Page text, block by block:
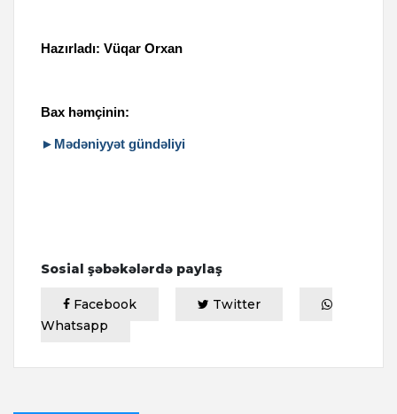
Hazırladı: Vüqar Orxan
Bax həmçinin:
►Mədəniyyət gündəliyi
Sosial şəbəkələrdə paylaş
Facebook
Twitter
Whatsapp